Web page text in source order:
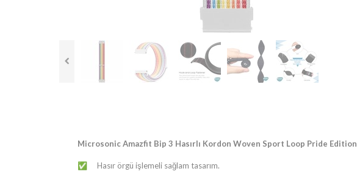
Microsonic Amazfit Bip 3 Hasırlı Kordon Woven Sport Loop Pride Edition
✅ ​​Hasır örgü işlemeli sağlam tasarım.